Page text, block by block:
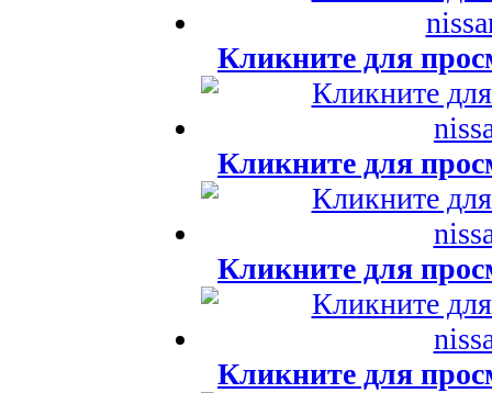
Кликните для
Кликните для
Кликните для
Кликните для